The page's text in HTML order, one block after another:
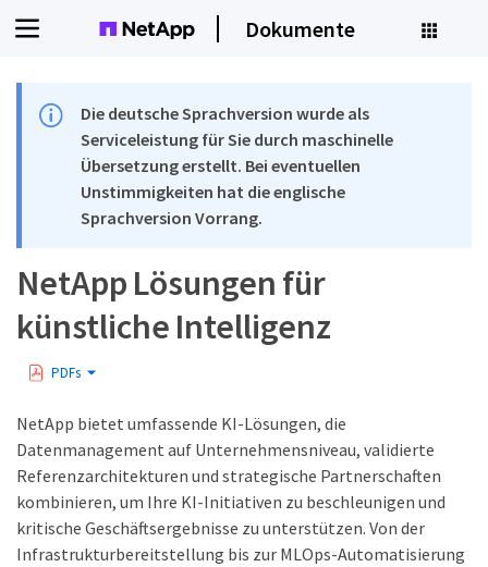
Dokumente
Die deutsche Sprachversion wurde als
Serviceleistung für Sie durch maschinelle
Übersetzung erstellt. Bei eventuellen
Unstimmigkeiten hat die englische
Sprachversion Vorrang.
NetApp Lösungen für
künstliche Intelligenz
PDFs
NetApp bietet umfassende KI-Lösungen, die
Datenmanagement auf Unternehmensniveau, validierte
Referenzarchitekturen und strategische Partnerschaften
kombinieren, um Ihre KI-Initiativen zu beschleunigen und
kritische Geschäftsergebnisse zu unterstützen. Von der
Infrastrukturbereitstellung bis zur MLOps-Automatisierung